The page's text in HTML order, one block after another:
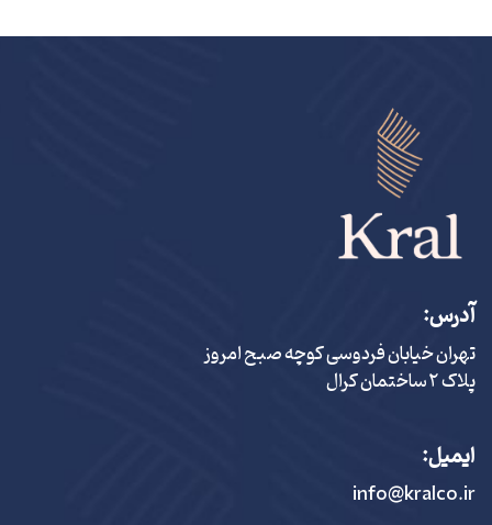
آدرس:
تهران خیابان فردوسی کوچه صبح امروز
پلاک ٢ ساختمان کرال
ایمیل:
info@kralco.ir